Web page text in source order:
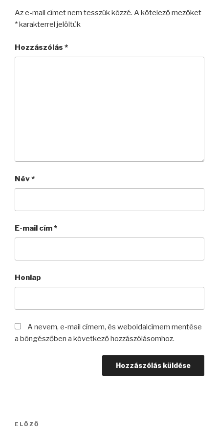
Az e-mail címet nem tesszük közzé. A kötelező mezőket
*karakterrel jelöltük
Hozzászólás *
Név*
E-mail cím*
Honlap
A nevem, e-mail címem, és weboldalcímem mentése
a böngészőben a következő hozzászólásomhoz.
Bejegyzés
Korábbi
ELŐZŐ